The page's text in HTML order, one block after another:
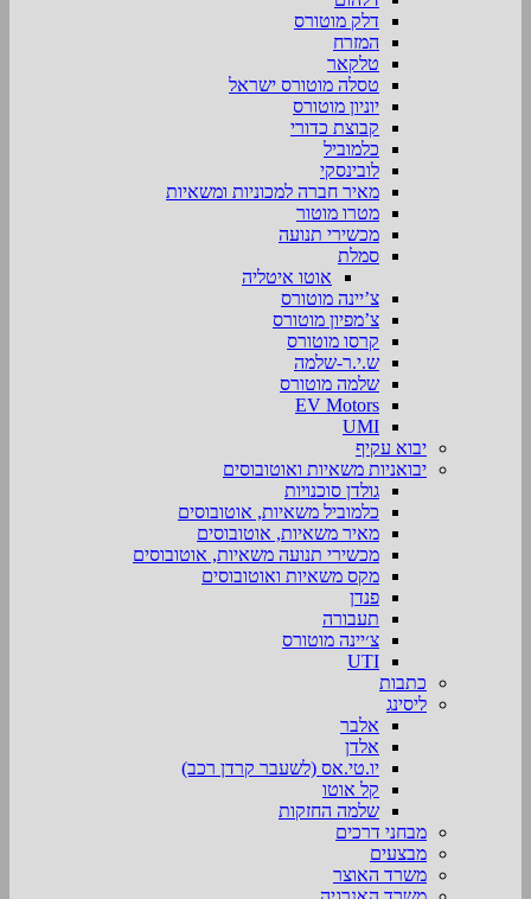
דלק מוטורס
המזרח
טלקאר
טסלה מוטורס ישראל
יוניון מוטורס
קבוצת כדורי
כלמוביל
לובינסקי
מאיר חברה למכוניות ומשאיות
מטרו מוטור
מכשירי תנועה
סמלת
אוטו איטליה
צ’יינה מוטורס
צ’מפיון מוטורס
קרסו מוטורס
ש.י.ר-שלמה
שלמה מוטורס
EV Motors
UMI
יבוא עקיף
יבואניות משאיות ואוטובוסים
גולדן סוכנויות
כלמוביל משאיות, אוטובוסים
מאיר משאיות, אוטובוסים
מכשירי תנועה משאיות, אוטובוסים
מקס משאיות ואוטובוסים
פנדן
תעבורה
צ׳יינה מוטורס
UTI
כתבות
ליסינג
אלבר
אלדן
יו.טי.אס (לשעבר קרדן רכב)
קל אוטו
שלמה החזקות
מבחני דרכים
מבצעים
משרד האוצר